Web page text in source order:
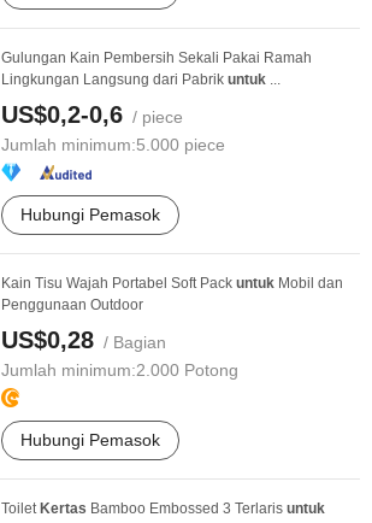
Gulungan Kain Pembersih Sekali Pakai Ramah
Lingkungan Langsung dari Pabrik untuk ...
US$0,2-0,6 / piece
Jumlah minimum:5.000 piece
Hubungi Pemasok
Kain Tisu Wajah Portabel Soft Pack untuk Mobil dan
Penggunaan Outdoor
US$0,28 / Bagian
Jumlah minimum:2.000 Potong
Hubungi Pemasok
Toilet Kertas Bamboo Embossed 3 Terlaris untuk